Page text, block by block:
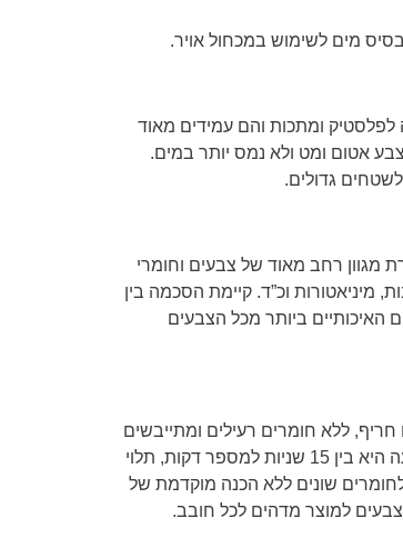
מים לשימוש במכחול אויר.
לפלסטיק ומתכות והם עמידים מאוד
אטום ומט ולא נמס יותר במים.
גדולים.
מגוון רחב מאוד של צבעים וחומרי
מיניאטורות וכ”ד. קיימת הסכמה בין
האיכותיים ביותר מכל הצבעים
ללא חומרים רעילים ומתייבשים
מהר מאוד. המתנה בין שכבות צביעה היא בין 15 שניות למספר דקות, תלוי
שונים ללא הכנה מוקדמת של
למוצר מדהים לכל חובב.